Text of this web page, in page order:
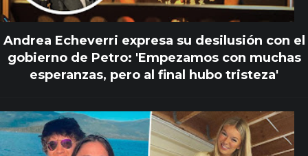
Andrea Echeverri expresa su desilusión con el
gobierno de Petro: 'Empezamos con muchas
esperanzas, pero al final hubo tristeza'